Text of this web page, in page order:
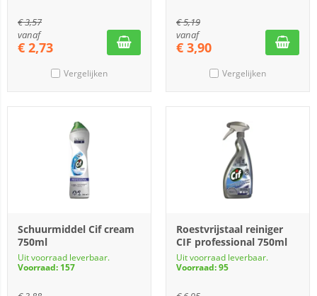
€3,57
vanaf
€ 2,73
Vergelijken
€5,19
vanaf
€ 3,90
Vergelijken
Schuurmiddel Cif cream
750ml
Uit voorraad leverbaar.
Voorraad: 157
Roestvrijstaal reiniger
CIF professional 750ml
Uit voorraad leverbaar.
Voorraad: 95